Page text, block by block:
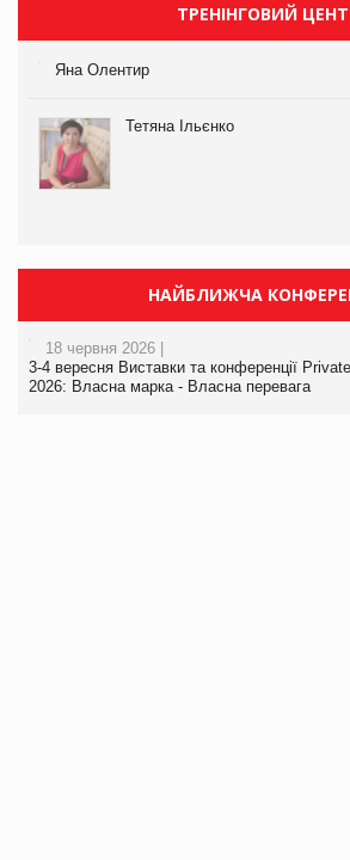
ТРЕНІНГОВИЙ
Яна Олентир
Тетяна Ільєнко
НАЙБЛИЖЧА
18 червня 2026 |
3-4 вересня Виставки та конференції
2026: Власна марка - Власна перевага